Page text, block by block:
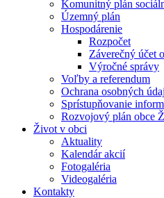
Komunitný plán
Územný plán
Hospodárenie
Rozpočet
Záverečný účet
Výročné správy
Voľby a referendum
Ochrana osobných
Sprístupňovanie
Rozvojový plán obce
Život v obci
Aktuality
Kalendár akcií
Fotogaléria
Videogaléria
Kontakty